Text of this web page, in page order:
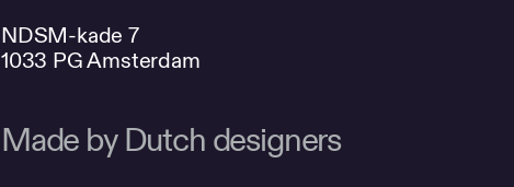
NDSM-kade 7
1033 PG Amsterdam
Made by Dutch designers